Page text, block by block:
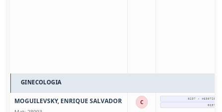
GINECOLOGIA
MOGUILEVSKY, ENRIQUE SALVADOR C 0237 - 4630728 /
0237 -